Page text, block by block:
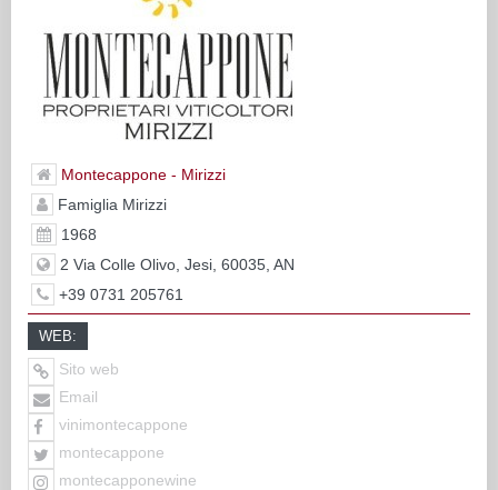
Montecappone - Mirizzi
Famiglia Mirizzi
1968
2 Via Colle Olivo, Jesi, 60035, AN
+39 0731 205761
WEB:
Sito web
Email
vinimontecappone
montecappone
montecapponewine